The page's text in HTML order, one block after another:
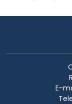
E-